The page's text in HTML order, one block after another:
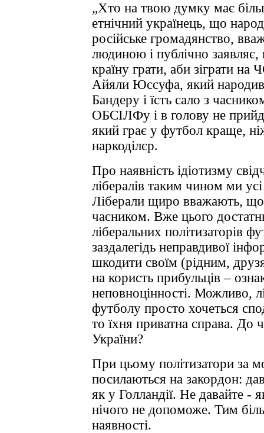
„Хто на твою думку має
етнічний українець, що
російське громадянство,
людиною і публічно
країну грати, аби зіграти на
Айяли Юссуфа, який
Бандеру і їсть сало з
ОБСІЛФу і в голову не
який грає у футбол краще,
наркоділєр.
Про наявність ідіотизму
лібералів таким чином ми усі
Ліберали щиро вважають, що
часником. Вже цього
ліберальних політизаторів
заздалегідь неправдивої
шкодити своїм (рідним,
на користь прибульців –
неповноцінності. Можливо,
футболу просто хочеться
то їхня приватна справа. До
України?
При цьому політизатори за
посилаються на закордон:
як у Голландії. Не давайте -
нічого не допоможе. Тим
наявності.